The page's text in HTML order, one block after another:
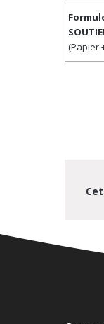
(Papier